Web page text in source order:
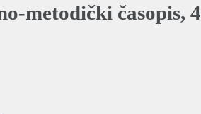
metodički časopis, 4